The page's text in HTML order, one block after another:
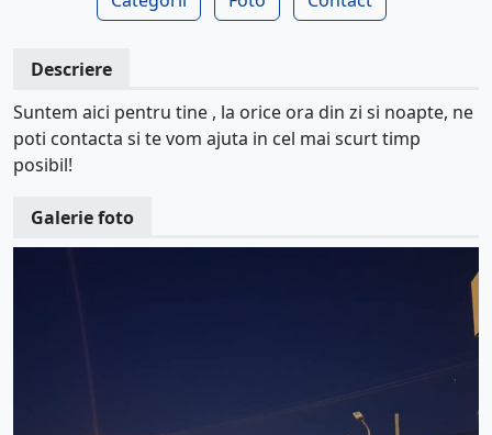
Descriere
Suntem aici pentru tine , la orice ora din zi si noapte, ne
poti contacta si te vom ajuta in cel mai scurt timp
posibil!
Galerie foto